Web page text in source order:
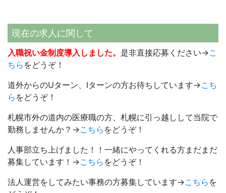
現在の求人に関して
入職祝い金制度導入しました。 是非直接応募ください→こ
ちら をどうぞ！
道外からのUターン、Iターンの方お待ちしています→こち
ら をどうぞ！
札幌市外の道内の医療職の方、札幌に引っ越しして当院で
勤務しませんか？→こちら をどうぞ！
人事部立ち上げました！！一緒にやってくれる方まだまだ
募集しています！→こちら をどうぞ！
法人運営をしてみたい事務の方募集しています→こちら を